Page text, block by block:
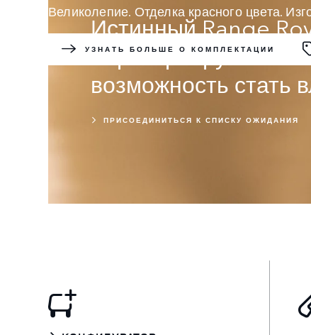
Великолепие. Отделка красного цвета.
УЗНАТЬ БОЛЬШЕ О КОМПЛЕКТАЦИИ
Истинный Range
Зарезервируйте
возможность стать
ПРИСОЕДИНИТЬСЯ К СПИСКУ ОЖИДАНИЯ